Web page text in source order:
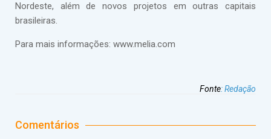
Nordeste, além de novos projetos em outras capitais
brasileiras.
Para mais informações: www.melia.com
Fonte:Redação
Comentários